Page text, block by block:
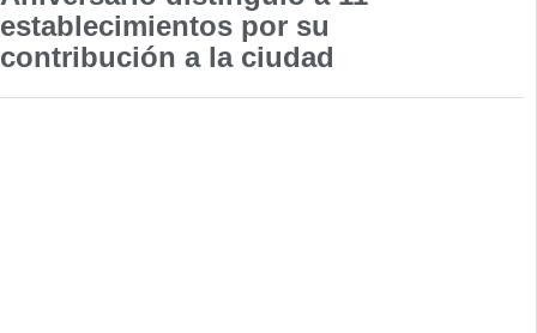
establecimientos por su
contribución a la ciudad